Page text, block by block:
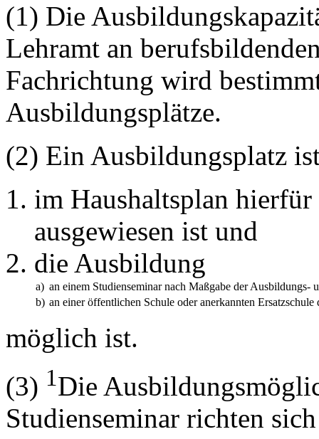
(1) Die
Lehramt an
Fachrichtung wird
Ausbildungsplätze.
(2) Ein Ausbildungsplatz
im Haushaltsplan
ausgewiesen ist und
die Ausbildung
a) an einem Studienseminar nach Maßgabe der Ausbildungs-
b) an einer öffentlichen Schule oder anerkannten
möglich ist.
(3) 1Die
Studienseminar richten